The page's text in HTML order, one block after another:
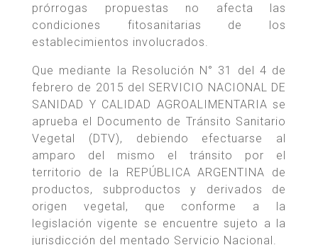
prórrogas propuestas no afecta las
condiciones fitosanitarias de los
establecimientos involucrados.
Que mediante la Resolución N° 31 del 4 de
febrero de 2015 del SERVICIO NACIONAL DE
SANIDAD Y CALIDAD AGROALIMENTARIA se
aprueba el Documento de Tránsito Sanitario
Vegetal (DTV), debiendo efectuarse al
amparo del mismo el tránsito por el
territorio de la REPÚBLICA ARGENTINA de
productos, subproductos y derivados de
origen vegetal, que conforme a la
legislación vigente se encuentre sujeto a la
jurisdicción del mentado Servicio Nacional.